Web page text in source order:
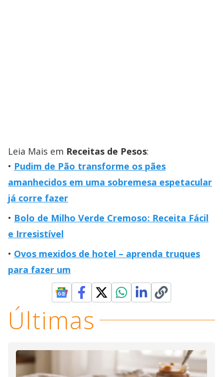
Leia Mais em Receitas de Pesos:
Pudim de Pão transforme os pães
amanhecidos em uma sobremesa espetacular
já corre fazer
Bolo de Milho Verde Cremoso: Receita Fácil
e Irresistível
Ovos mexidos de hotel – aprenda truques
para fazer um
Últimas